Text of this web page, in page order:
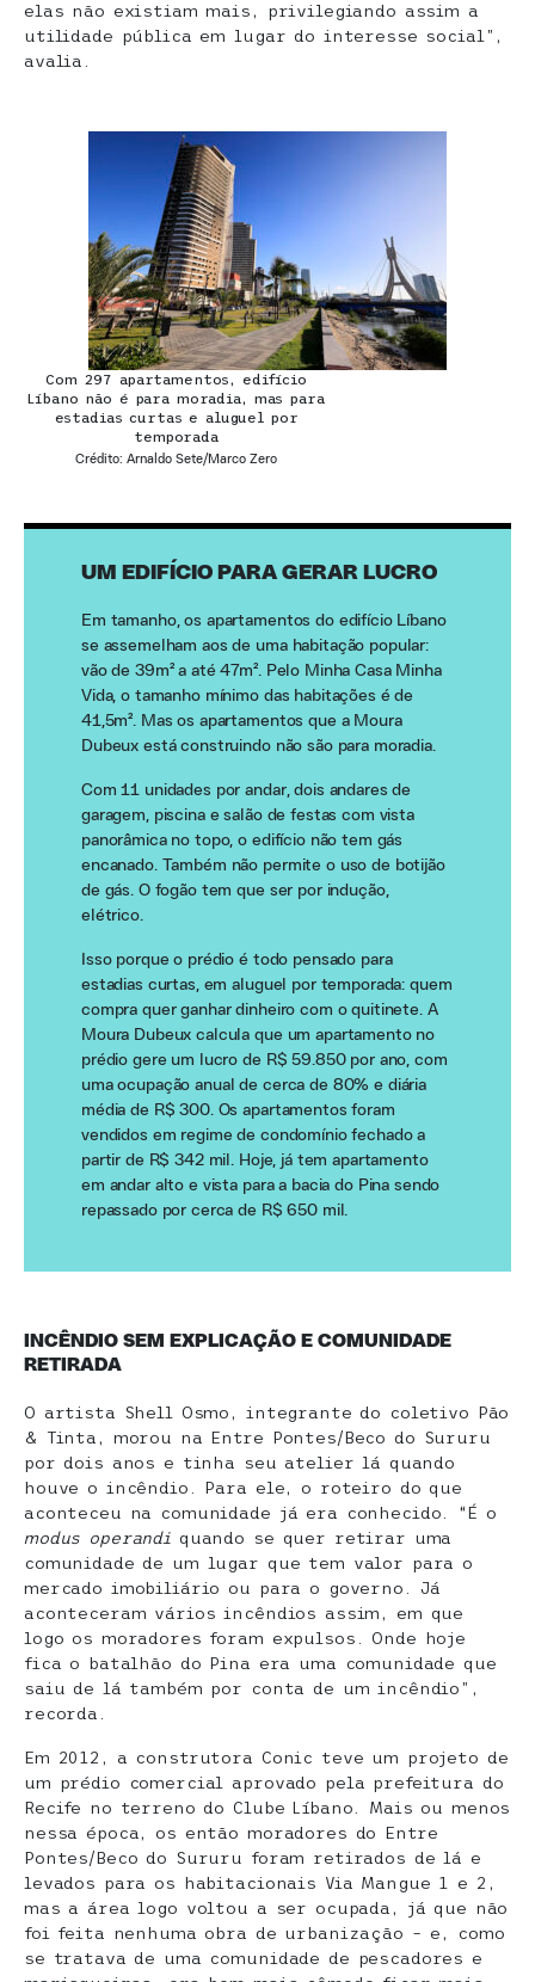
elas não existiam mais, privilegiando assim a
utilidade pública em lugar do interesse social”,
avalia.
Com 297 apartamentos, edifício
Líbano não é para moradia, mas para
estadias curtas e aluguel por
temporada
Crédito: Arnaldo Sete/Marco Zero
UM EDIFÍCIO PARA GERAR LUCRO
Em tamanho, os apartamentos do edifício Líbano
se assemelham aos de uma habitação popular:
vão de 39m² a até 47m². Pelo Minha Casa Minha
Vida, o tamanho mínimo das habitações é de
41,5m². Mas os apartamentos que a Moura
Dubeux está construindo não são para moradia.
Com 11 unidades por andar, dois andares de
garagem, piscina e salão de festas com vista
panorâmica no topo, o edifício não tem gás
encanado. Também não permite o uso de botijão
de gás. O fogão tem que ser por indução,
elétrico.
Isso porque o prédio é todo pensado para
estadias curtas, em aluguel por temporada: quem
compra quer ganhar dinheiro com o quitinete. A
Moura Dubeux calcula que um apartamento no
prédio gere um lucro de R$ 59.850 por ano, com
uma ocupação anual de cerca de 80% e diária
média de R$ 300. Os apartamentos foram
vendidos em regime de condomínio fechado a
partir de R$ 342 mil. Hoje, já tem apartamento
em andar alto e vista para a bacia do Pina sendo
repassado por cerca de R$ 650 mil.
INCÊNDIO SEM EXPLICAÇÃO E COMUNIDADE
RETIRADA
O artista Shell Osmo, integrante do coletivo Pão
& Tinta, morou na Entre Pontes/Beco do Sururu
por dois anos e tinha seu atelier lá quando
houve o incêndio. Para ele, o roteiro do que
aconteceu na comunidade já era conhecido. “É o
modus operandi quando se quer retirar uma
comunidade de um lugar que tem valor para o
mercado imobiliário ou para o governo. Já
aconteceram vários incêndios assim, em que
logo os moradores foram expulsos. Onde hoje
fica o batalhão do Pina era uma comunidade que
saiu de lá também por conta de um incêndio”,
recorda.
Em 2012, a construtora Conic teve um projeto de
um prédio comercial aprovado pela prefeitura do
Recife no terreno do Clube Líbano. Mais ou menos
nessa época, os então moradores do Entre
Pontes/Beco do Sururu foram retirados de lá e
levados para os habitacionais Via Mangue 1 e 2,
mas a área logo voltou a ser ocupada, já que não
foi feita nenhuma obra de urbanização – e, como
se tratava de uma comunidade de pescadores e